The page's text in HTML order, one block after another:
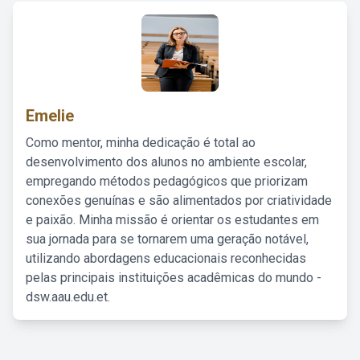
Emelie
Como mentor, minha dedicação é total ao
desenvolvimento dos alunos no ambiente escolar,
empregando métodos pedagógicos que priorizam
conexões genuínas e são alimentados por criatividade
e paixão. Minha missão é orientar os estudantes em
sua jornada para se tornarem uma geração notável,
utilizando abordagens educacionais reconhecidas
pelas principais instituições acadêmicas do mundo -
dsw.aau.edu.et.